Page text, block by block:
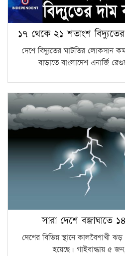
১৭ থেকে ২১ শতাংশ বিদ্যুতের
দেশে বিদ্যুতের ঘাটতির লোকসান
বাড়াতে বাংলাদেশ এনার্জি
সারা দেশে বজ্রাঘাতে
দেশের বিভিন্ন স্থানে কালবৈশাখী
হয়েছে। গাইবান্ধায় ৫